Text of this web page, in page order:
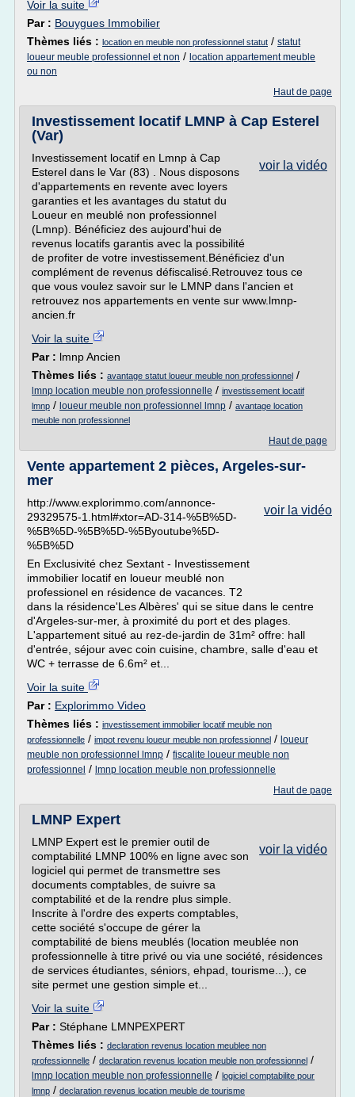
Voir la suite
Par : Bouygues Immobilier
Thèmes liés : location en meuble non professionnel statut / statut
loueur meuble professionnel et non / location appartement meuble
ou non
Haut de page
Investissement locatif LMNP à Cap Esterel
(Var)
voir la vidéo
Investissement locatif en Lmnp à Cap
Esterel dans le Var (83) . Nous disposons
d'appartements en revente avec loyers
garanties et les avantages du statut du
Loueur en meublé non professionnel
(Lmnp). Bénéficiez des aujourd'hui de
revenus locatifs garantis avec la possibilité
de profiter de votre investissement.Bénéficiez d'un
complément de revenus défiscalisé.Retrouvez tous ce
que vous voulez savoir sur le LMNP dans l'ancien et
retrouvez nos appartements en vente sur www.lmnp-
ancien.fr
Voir la suite
Par : lmnp Ancien
Thèmes liés : avantage statut loueur meuble non professionnel /
lmnp location meuble non professionnelle / investissement locatif
lmnp / loueur meuble non professionnel lmnp / avantage location
meuble non professionnel
Haut de page
Vente appartement 2 pièces, Argeles-sur-
mer
voir la vidéo
http://www.explorimmo.com/annonce-
29329575-1.html#xtor=AD-314-%5B%5D-
%5B%5D-%5B%5D-%5Byoutube%5D-
%5B%5D
En Exclusivité chez Sextant - Investissement
immobilier locatif en loueur meublé non
professionel en résidence de vacances. T2
dans la résidence'Les Albères' qui se situe dans le centre
d'Argeles-sur-mer, à proximité du port et des plages.
L'appartement situé au rez-de-jardin de 31m² offre: hall
d'entrée, séjour avec coin cuisine, chambre, salle d'eau et
WC + terrasse de 6.6m² et...
Voir la suite
Par : Explorimmo Video
Thèmes liés : investissement immobilier locatif meuble non
professionnelle / impot revenu loueur meuble non professionnel / loueur
meuble non professionnel lmnp / fiscalite loueur meuble non
professionnel / lmnp location meuble non professionnelle
Haut de page
LMNP Expert
voir la vidéo
LMNP Expert est le premier outil de
comptabilité LMNP 100% en ligne avec son
logiciel qui permet de transmettre ses
documents comptables, de suivre sa
comptabilité et de la rendre plus simple.
Inscrite à l'ordre des experts comptables,
cette société s'occupe de gérer la
comptabilité de biens meublés (location meublée non
professionnelle à titre privé ou via une société, résidences
de services étudiantes, séniors, ehpad, tourisme...), ce
site permet une gestion simple et...
Voir la suite
Par : Stéphane LMNPEXPERT
Thèmes liés : declaration revenus location meublee non
professionnelle / declaration revenus location meuble non professionnel /
lmnp location meuble non professionnelle / logiciel comptabilite pour
lmnp / declaration revenus location meuble de tourisme